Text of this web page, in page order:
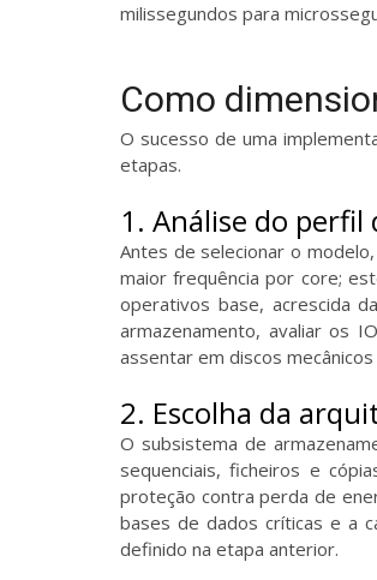
milissegundos para
Como
O sucesso de uma
etapas.
1. Análise do
Antes de selecionar o
maior frequência por core;
operativos base, acrescida
armazenamento, avaliar os
assentar em discos mecânicos
2. Escolha da
O subsistema de
sequenciais, ficheiros e
proteção contra perda de
bases de dados críticas e a
definido na etapa anterior.